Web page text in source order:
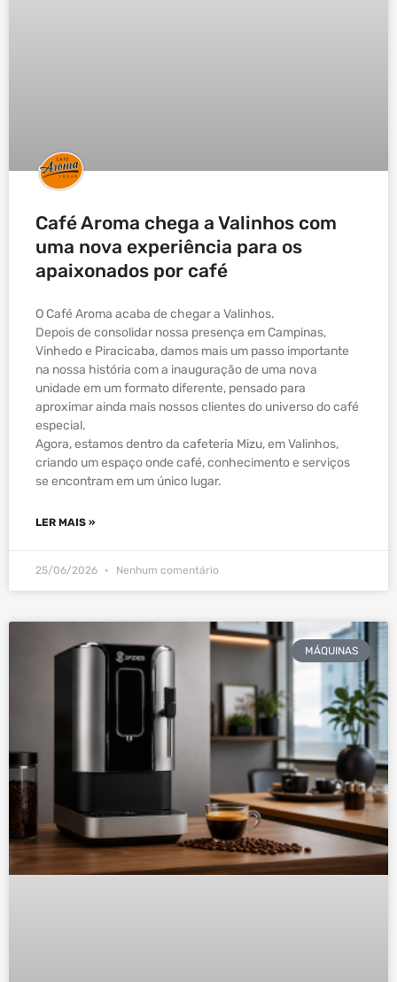
Café Aroma chega a Valinhos com
uma nova experiência para os
apaixonados por café
O Café Aroma acaba de chegar a Valinhos.
Depois de consolidar nossa presença em Campinas,
Vinhedo e Piracicaba, damos mais um passo importante
na nossa história com a inauguração de uma nova
unidade em um formato diferente, pensado para
aproximar ainda mais nossos clientes do universo do café
especial.
Agora, estamos dentro da cafeteria Mizu, em Valinhos,
criando um espaço onde café, conhecimento e serviços
se encontram em um único lugar.
LER MAIS »
25/06/2026 Nenhum comentário
MÁQUINAS